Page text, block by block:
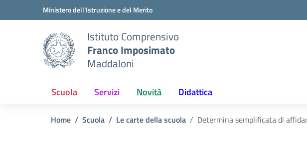
Vai ai contenuti
Vai al menu di navigazioneMinistero dell'Istruzione e del Merito
Istituto Comprensivo
Franco Imposimato
Maddaloni
Scuola Servizi Novità Didattica
Home Scuola Le carte della scuola Determina semplificata di